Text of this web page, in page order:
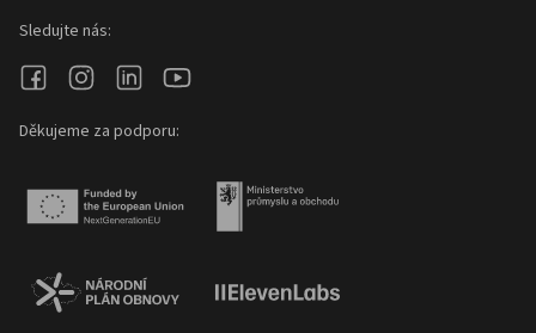
Sledujte nás:
Děkujeme za podporu: